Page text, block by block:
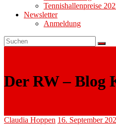
Tennishallenpreise
Newsletter
Anmeldung
Der RW – Blog
Claudia Hoppen 16. September